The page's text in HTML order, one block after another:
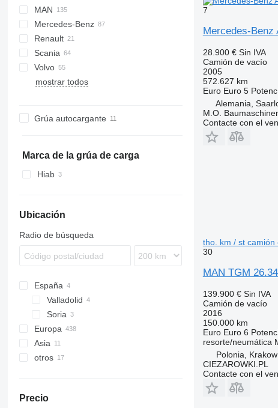
CF
LF
XB
Transit
W-series
Daily
Eurotech
Magirus
Stralis
Trakker
X-Way
4300
ELF
Forward
M-Series
NPR
N-Series
MAN
F8
LE
NL series
TGA
TGL
Mercedes-Benz
Actros
Antos
Arocs
Atego
Vario
Canter
Canter
Renault
C-series
D-series
Kerax
Scania
G-series
LB
Phoenix
T-series
FM
Crafter
Volvo
FE
mostrar todos
Grúa autocargante
Marca de la grúa de carga
Hiab
Ubicación
Radio de búsqueda
España
Valladolid
Soria
Europa
Polonia
Asia
China
otros
Precio
7
Mercedes-Benz
28.900 € Sin IVA
Camión de vacío
2005
572.627 km
Euro Euro 5
Alemania,
M.O.
Contacte con el
tho. km / st camión
30
MAN TGM
139.900 € Sin IVA
Camión de vacío
2016
150.000 km
Euro Euro 6
resorte/neumática
Polonia, Krakow
CIEZAROWKI.PL
Contacte con el